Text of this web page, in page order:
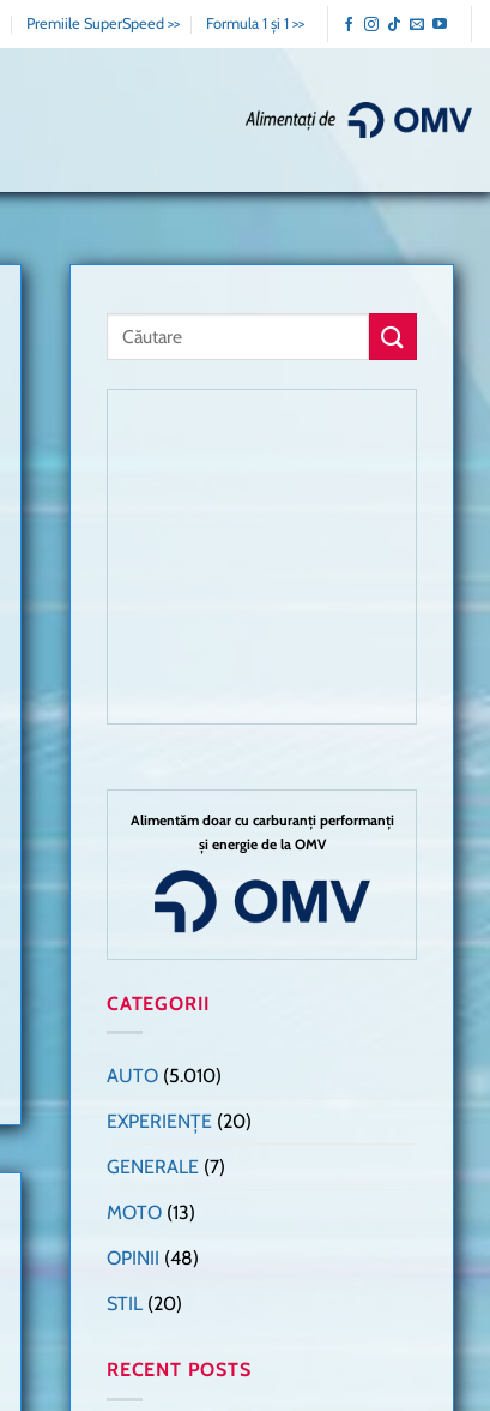
Premiile SuperSpeed >> Formula 1 și 1 >>
Alimentăm doar cu carburanți performanți
și energie de la OMV
CATEGORII
AUTO (5.010)
EXPERIENȚE (20)
GENERALE (7)
MOTO (13)
OPINII (48)
STIL (20)
RECENT POSTS